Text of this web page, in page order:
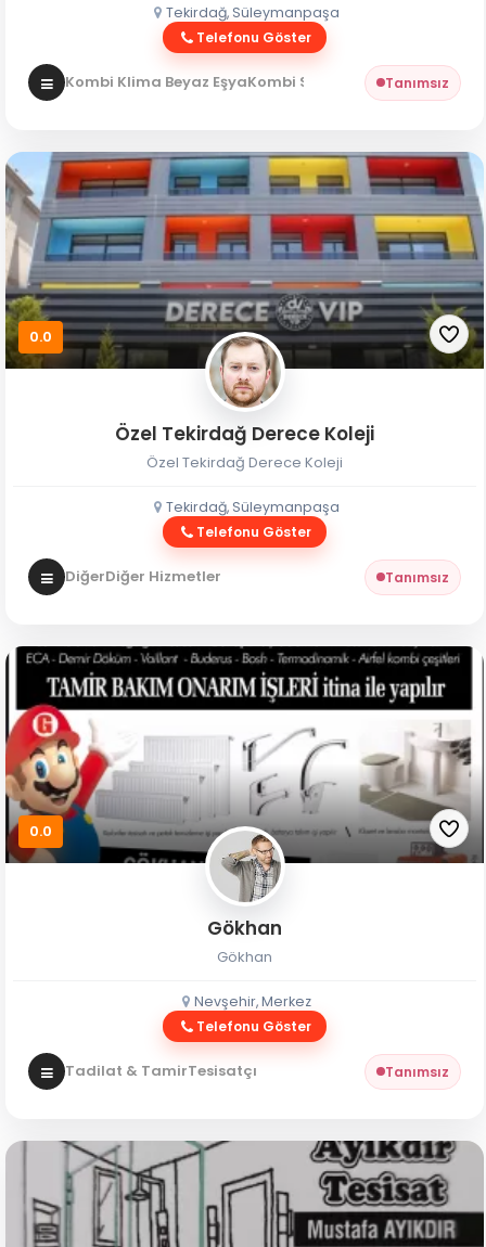
Tekirdağ, Süleymanpaşa
Telefonu Göster
Kombi Klima Beyaz EşyaKombi Servisi Tanımsız
0.0
Özel Tekirdağ Derece Koleji
Özel Tekirdağ Derece Koleji
Tekirdağ, Süleymanpaşa
Telefonu Göster
DiğerDiğer Hizmetler Tanımsız
0.0
Gökhan
Gökhan
Nevşehir, Merkez
Telefonu Göster
Tadilat & TamirTesisatçı Tanımsız